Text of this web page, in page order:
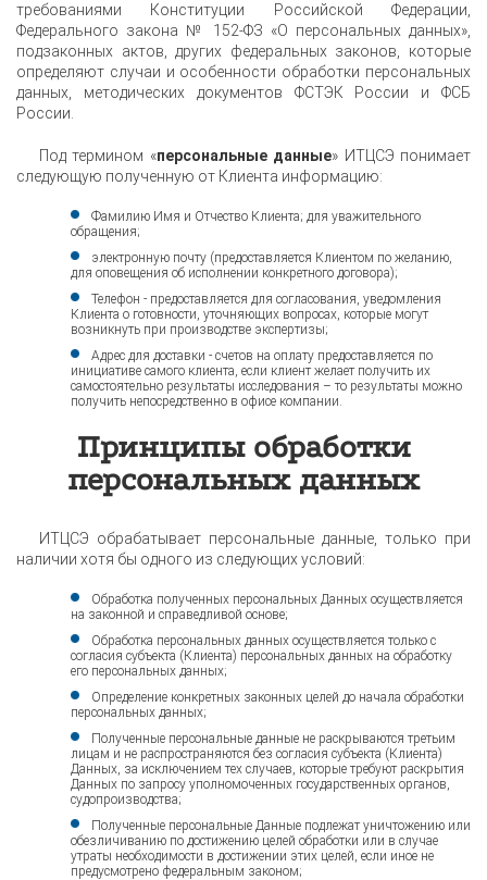
требованиями Конституции Российской Федерации,
Федерального закона № 152-ФЗ «О персональных данных»,
подзаконных актов, других федеральных законов, которые
определяют случаи и особенности обработки персональных
данных, методических документов ФСТЭК России и ФСБ
России.
Под термином «персональные данные» ИТЦСЭ понимает
следующую полученную от Клиента информацию:
Фамилию Имя и Отчество Клиента; для уважительного
обращения;
электронную почту (предоставляется Клиентом по желанию,
для оповещения об исполнении конкретного договора);
Телефон - предоставляется для согласования, уведомления
Клиента о готовности, уточняющих вопросах, которые могут
возникнуть при производстве экспертизы;
Адрес для доставки - счетов на оплату предоставляется по
инициативе самого клиента, если клиент желает получить их
самостоятельно результаты исследования – то результаты можно
получить непосредственно в офисе компании.
Принципы обработки
персональных данных
ИТЦСЭ обрабатывает персональные данные, только при
наличии хотя бы одного из следующих условий:
Обработка полученных персональных Данных осуществляется
на законной и справедливой основе;
Обработка персональных данных осуществляется только с
согласия субъекта (Клиента) персональных данных на обработку
его персональных данных;
Определение конкретных законных целей до начала обработки
персональных данных;
Полученные персональные данные не раскрываются третьим
лицам и не распространяются без согласия субъекта (Клиента)
Данных, за исключением тех случаев, которые требуют раскрытия
Данных по запросу уполномоченных государственных органов,
судопроизводства;
Полученные персональные Данные подлежат уничтожению или
обезличиванию по достижению целей обработки или в случае
утраты необходимости в достижении этих целей, если иное не
предусмотрено федеральным законом;